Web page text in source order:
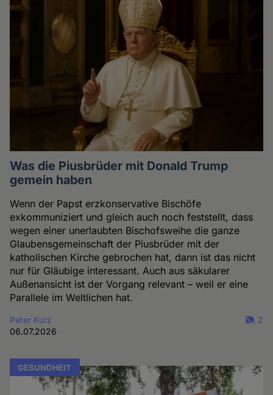
Was die Piusbrüder mit Donald Trump
gemein haben
Wenn der Papst erzkonservative Bischöfe
exkommuniziert und gleich auch noch feststellt, dass
wegen einer unerlaubten Bischofsweihe die ganze
Glaubensgemeinschaft der Piusbrüder mit der
katholischen Kirche gebrochen hat, dann ist das nicht
nur für Gläubige interessant. Auch aus säkularer
Außenansicht ist der Vorgang relevant – weil er eine
Parallele im Weltlichen hat.
Peter Kurz
06.07.2026
2
GESUNDHEIT